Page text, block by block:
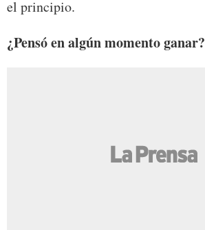
el principio.
¿Pensó en algún momento ganar?